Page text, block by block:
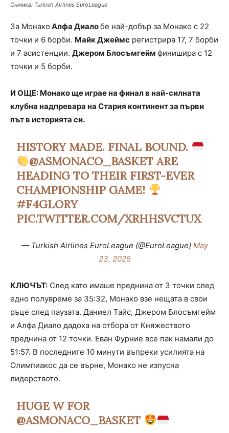
Снимка: Turkish Airlines EuroLeague
За Монако Алфа Диалобе най-добър за Монако с 22
точки и 6 борби. Майк Джеймс регистрира 17, 7 борби
и 7 асистенции. Джером Блосъмгейм финишира с 12
точки и 5 борби.
И ОЩЕ: Монако ще играе на финал в най-силната
клубна надпревара на Стария континент за първи
път в историята си.
HISTORY MADE. FINAL BOUND.
@ASMONACO_BASKET ARE
HEADING TO THEIR FIRST-EVER
CHAMPIONSHIP GAME!
#F4GLORY
PIC.TWITTER.COM/XRHHSVCTUX
— Turkish Airlines EuroLeague (@EuroLeague) May
23, 2025
КЛЮЧЪТ: След като имаше преднина от 3 точки след
едно полувреме за 35:32, Монако взе нещата в свои
ръце след паузата. Даниел Тайс, Джером Блосъмгейм
и Алфа Диало дадоха на отбора от Княжеството
преднина от 12 точки. Еван Фурние все пак намали до
51:57. В последните 10 минути въпреки усилията на
Олимпиакос да се върне, Монако не изпусна
лидерството.
HUGE W FOR
@ASMONACO_BASKET